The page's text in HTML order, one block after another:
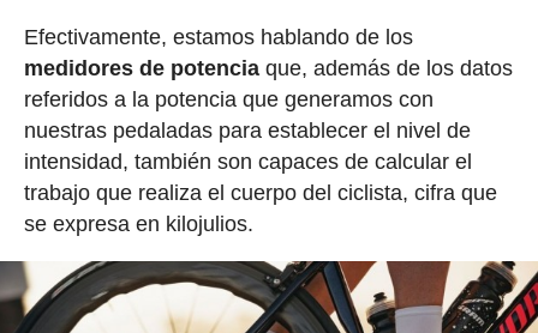
Efectivamente, estamos hablando de los
medidores de potenciaque, además de los datos
referidos a la potencia que generamos con
nuestras pedaladas para establecer el nivel de
intensidad, también son capaces de calcular el
trabajo que realiza el cuerpo del ciclista, cifra que
se expresa en kilojulios.